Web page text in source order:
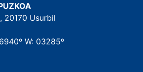
20170 Usurbil
W: 03285º